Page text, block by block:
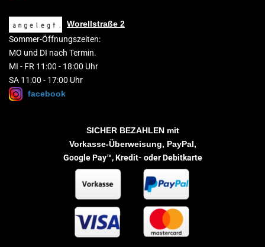
Worellstraße 2
Sommer-Öffnungszeiten:
MO und DI nach Termin.
MI - FR 11:00 - 18:00 Uhr
SA 11:00 - 17:00 Uhr
facebook
SICHER BEZAHLENmit
Vorkasse-Überweisung, PayPal,
Google Pay™,Kredit- oder Debitkarte